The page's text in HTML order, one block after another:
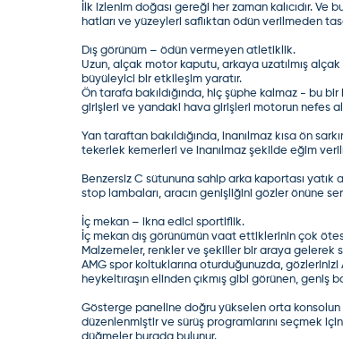
İlk izlenim doğası gereği her zaman kalıcıdır.
hatları ve yüzeyleri saflıktan ödün verilmeden
Dış görünüm – ödün vermeyen atletiklik.
Uzun, alçak motor kaputu, arkaya uzatılmış alçak
büyüleyici bir etkileşim yaratır.
Ön tarafa bakıldığında, hiç şüphe kalmaz - bu
girişleri ve yandaki hava girişleri motorun nefes
Yan taraftan bakıldığında, inanılmaz kısa ön
tekerlek kemerleri ve inanılmaz şekilde eğim
Benzersiz C sütununa sahip arka kaportası
stop lambaları, aracın genişliğini gözler önüne
İç mekan – ikna edici sportiflik.
İç mekan dış görünümün vaat ettiklerinin çok
Malzemeler, renkler ve şekiller bir araya
AMG spor koltuklarına oturduğunuzda,
heykeltıraşın elinden çıkmış gibi görünen,
Gösterge paneline doğru yükselen orta konsolun
düzenlenmiştir ve sürüş programlarını seçmek